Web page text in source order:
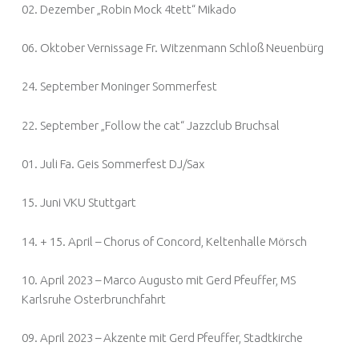
02. Dezember „Robin Mock 4tett“ Mikado
06. Oktober Vernissage Fr. Witzenmann Schloß Neuenbürg
24. September Moninger Sommerfest
22. September „Follow the cat“ Jazzclub Bruchsal
01. Juli Fa. Geis Sommerfest DJ/Sax
15. Juni VKU Stuttgart
14. + 15. April – Chorus of Concord, Keltenhalle Mörsch
10. April 2023 – Marco Augusto mit Gerd Pfeuffer, MS
Karlsruhe Osterbrunchfahrt
09. April 2023 – Akzente mit Gerd Pfeuffer, Stadtkirche